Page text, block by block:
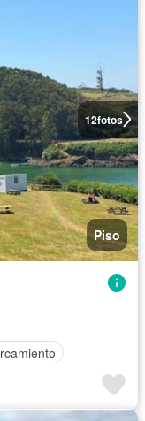
12fotos
Piso